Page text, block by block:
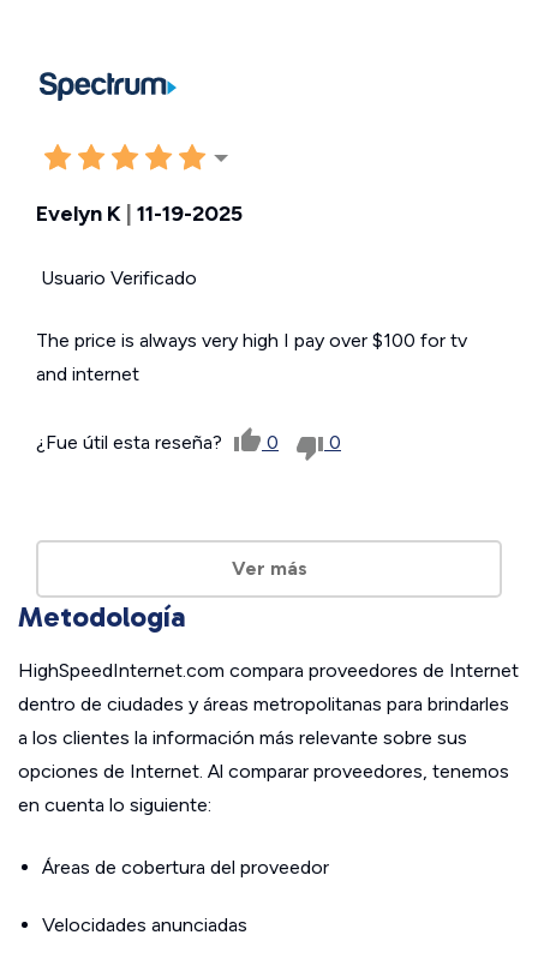
Evelyn K 11-19-2025
Usuario Verificado
The price is always very high I pay over $100 for tv
and internet
¿Fue útil esta reseña? 0 0
Ver más
Metodología
HighSpeedInternet.com compara proveedores de Internet
dentro de ciudades y áreas metropolitanas para brindarles
a los clientes la información más relevante sobre sus
opciones de Internet. Al comparar proveedores, tenemos
en cuenta lo siguiente:
Áreas de cobertura del proveedor
Velocidades anunciadas